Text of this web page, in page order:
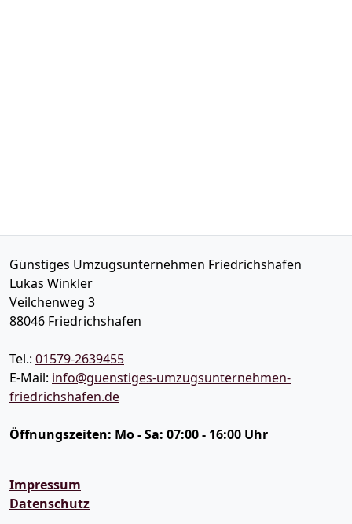
Günstiges Umzugsunternehmen Friedrichshafen
Lukas Winkler
Veilchenweg 3
88046 Friedrichshafen
Tel.: 01579-2639455
E-Mail: info@guenstiges-umzugsunternehmen-
friedrichshafen.de
Öffnungszeiten: Mo - Sa: 07:00 - 16:00 Uhr
Impressum
Datenschutz